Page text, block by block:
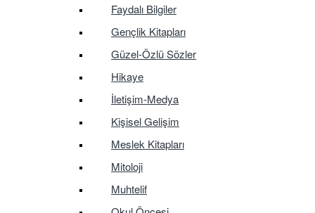
Faydalı Bilgiler
Gençlik Kitapları
Güzel-Özlü Sözler
Hikaye
İletişim-Medya
Kişisel Gelişim
Meslek Kitapları
Mitoloji
Muhtelif